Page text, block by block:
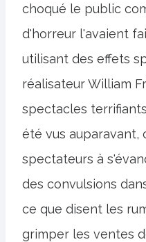
choqué le public
d'horreur l'avaient
utilisant des effets
réalisateur William
spectacles
été vus auparavant,
spectateurs à
des convulsions
ce que disent les
grimper les ventes